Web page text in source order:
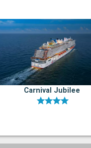
Carnival Jubilee